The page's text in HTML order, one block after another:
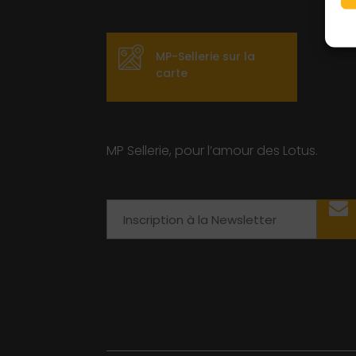
MP-Sellerie sur la
carte
MP Sellerie, pour l’amour des Lotus.